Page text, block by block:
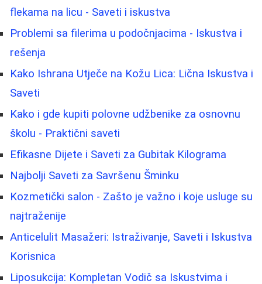
flekama na licu - Saveti i iskustva
Problemi sa filerima u podočnjacima - Iskustva i
rešenja
Kako Ishrana Utječe na Kožu Lica: Lična Iskustva i
Saveti
Kako i gde kupiti polovne udžbenike za osnovnu
školu - Praktični saveti
Efikasne Dijete i Saveti za Gubitak Kilograma
Najbolji Saveti za Savršenu Šminku
Kozmetički salon - Zašto je važno i koje usluge su
najtraženije
Anticelulit Masažeri: Istraživanje, Saveti i Iskustva
Korisnica
Liposukcija: Kompletan Vodič sa Iskustvima i